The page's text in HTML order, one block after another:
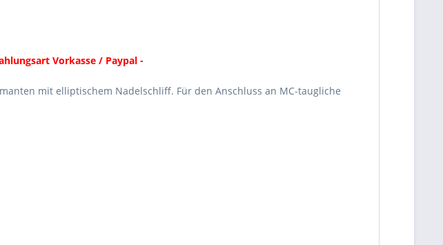
Vorkasse / Paypal -
mit elliptischem Nadelschliﬀ. Für den Anschluss an MC-taugliche